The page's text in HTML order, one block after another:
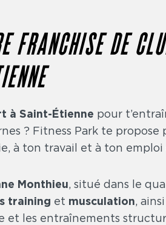
FRANCHISE DE
à Saint-Étienne pour
? Fitness Park te propose
à ton travail et à ton
Monthieu, situé dans le
training et musculation,
et les entraînements